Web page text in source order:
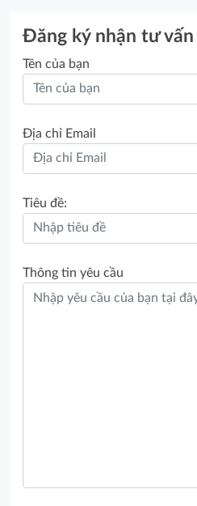
Đăng ký nhận tư
Tên của bạn
Địa chỉ Email
Tiêu đề:
Thông tin yêu cầu